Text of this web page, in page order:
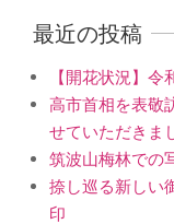
最近の投稿
【開花状況】
高市首相を表敬
せていただきま
筑波山梅林での
捺し巡る新しい
印